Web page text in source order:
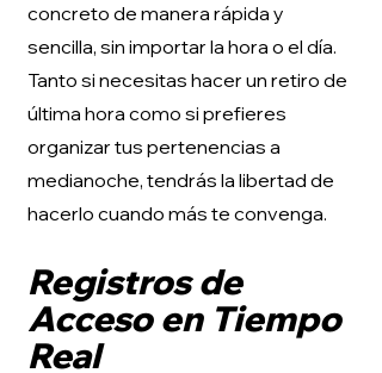
concreto de manera rápida y
sencilla, sin importar la hora o el día.
Tanto si necesitas hacer un retiro de
última hora como si prefieres
organizar tus pertenencias a
medianoche, tendrás la libertad de
hacerlo cuando más te convenga.
Registros de
Acceso en Tiempo
Real